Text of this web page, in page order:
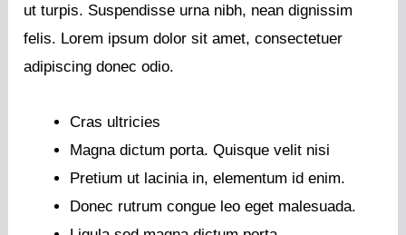
ut turpis. Suspendisse urna nibh, nean dignissim
felis. Lorem ipsum dolor sit amet, consectetuer
adipiscing donec odio.
Cras ultricies
Magna dictum porta. Quisque velit nisi
Pretium ut lacinia in, elementum id enim.
Donec rutrum congue leo eget malesuada.